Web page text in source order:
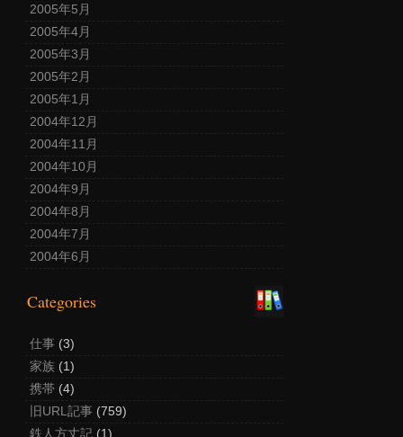
2005年5月
2005年4月
2005年3月
2005年2月
2005年1月
2004年12月
2004年11月
2004年10月
2004年9月
2004年8月
2004年7月
2004年6月
Categories
仕事 (3)
家族 (1)
携帯 (4)
旧URL記事 (759)
鉄人方丈記 (1)